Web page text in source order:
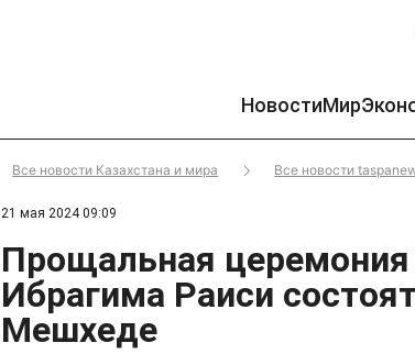
НовостиМир
Все новости Казахстана и мира Все новости
21 мая 2024 09:09
Прощальная
Ибрагима Раиси
Мешхеде